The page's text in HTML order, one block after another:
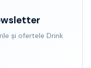
și ofertele Drink